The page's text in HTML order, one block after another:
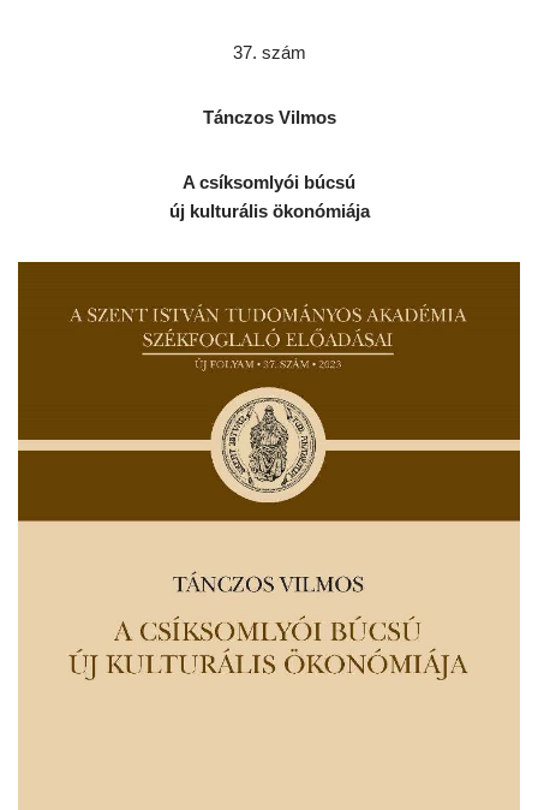
37. szám
Tánczos Vilmos
A csíksomlyói búcsú
új kulturális ökonómiája